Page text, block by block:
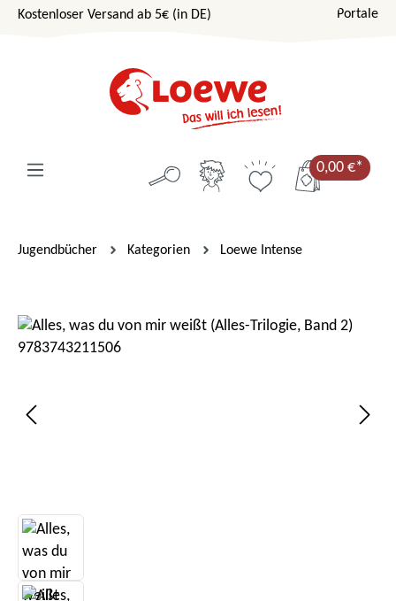
Zum Hauptinhalt springen
Kostenloser Versand ab 5€ (in DE) Portale
0,00 €*
Jugendbücher Kategorien Loewe Intense
Bildergalerie überspringen